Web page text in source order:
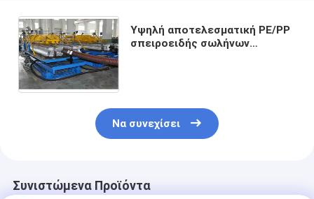
Υψηλή αποτελεσματική PE/PP
σπειροειδής σωλήνων
Να συνεχίσει
Συνιστώμενα Προϊόντα